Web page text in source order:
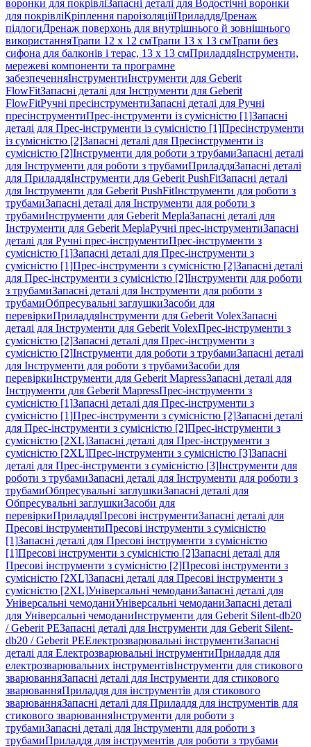
воронки для покрівліЗапасні деталі для Водостічні воронки
для покрівліКріплення пароізоляціїПриладдяДренаж
підлогиДренаж поверхонь для внутрішнього й зовнішнього
використанняТрапи 12 x 12 смТрапи 13 x 13 смТрапи без
сифона для балконів і терас, 13 x 13 смПриладдяІнструменти,
мережеві компоненти та програмне
забезпеченняІнструментиІнструменти для Geberit
FlowFitЗапасні деталі для Інструменти для Geberit
FlowFitРучні пресінструментиЗапасні деталі для Ручні
пресінструментиПрес-інструменти із сумісністю [1]Запасні
деталі для Прес-інструменти із сумісністю [1]Пресінструменти
із сумісністю [2]Запасні деталі для Пресінструменти із
сумісністю [2]Інструменти для роботи з трубамиЗапасні деталі
для Інструменти для роботи з трубамиПриладдяЗапасні деталі
для ПриладдяІнструменти для Geberit PushFitЗапасні деталі
для Інструменти для Geberit PushFitІнструменти для роботи з
трубамиЗапасні деталі для Інструменти для роботи з
трубамиІнструменти для Geberit MeplaЗапасні деталі для
Інструменти для Geberit MeplaРучні прес-інструментиЗапасні
деталі для Ручні прес-інструментиПрес-інструменти з
сумісністю [1]Запасні деталі для Прес-інструменти з
сумісністю [1]Прес-інструменти з сумісністю [2]Запасні деталі
для Прес-інструменти з сумісністю [2]Інструменти для роботи
з трубамиЗапасні деталі для Інструменти для роботи з
трубамиОбпресувальні заглушкиЗасоби для
перевіркиПриладдяІнструменти для Geberit VolexЗапасні
деталі для Інструменти для Geberit VolexПрес-інструменти з
сумісністю [2]Запасні деталі для Прес-інструменти з
сумісністю [2]Інструменти для роботи з трубамиЗапасні деталі
для Інструменти для роботи з трубамиЗасоби для
перевіркиІнструменти для Geberit MapressЗапасні деталі для
Інструменти для Geberit MapressПрес-інструменти з
сумісністю [1]Запасні деталі для Прес-інструменти з
сумісністю [1]Прес-інструменти з сумісністю [2]Запасні деталі
для Прес-інструменти з сумісністю [2]Прес-інструменти з
сумісністю [2XL]Запасні деталі для Прес-інструменти з
сумісністю [2XL]Прес-інструменти з сумісністю [3]Запасні
деталі для Прес-інструменти з сумісністю [3]Інструменти для
роботи з трубамиЗапасні деталі для Інструменти для роботи з
трубамиОбпресувальні заглушкиЗапасні деталі для
Обпресувальні заглушкиЗасоби для
перевіркиПриладдяПресові інструментиЗапасні деталі для
Пресові інструментиПресові інструменти з сумісністю
[1]Запасні деталі для Пресові інструменти з сумісністю
[1]Пресові інструменти з сумісністю [2]Запасні деталі для
Пресові інструменти з сумісністю [2]Пресові інструменти з
сумісністю [2XL]Запасні деталі для Пресові інструменти з
сумісністю [2XL]Універсальні чемоданиЗапасні деталі для
Універсальні чемоданиУніверсальні чемоданиЗапасні деталі
для Універсальні чемоданиІнструменти для Geberit Silent-db20
/ Geberit PEЗапасні деталі для Інструменти для Geberit Silent-
db20 / Geberit PEЕлектрозварювальні інструментиЗапасні
деталі для Електрозварювальні інструментиПриладдя для
електрозварювальних інструментівІнструменти для стикового
зварюванняЗапасні деталі для Інструменти для стикового
зварюванняПриладдя для інструментів для стикового
зварюванняЗапасні деталі для Приладдя для інструментів для
стикового зварюванняІнструменти для роботи з
трубамиЗапасні деталі для Інструменти для роботи з
трубамиПриладдя для інструментів для роботи з трубами